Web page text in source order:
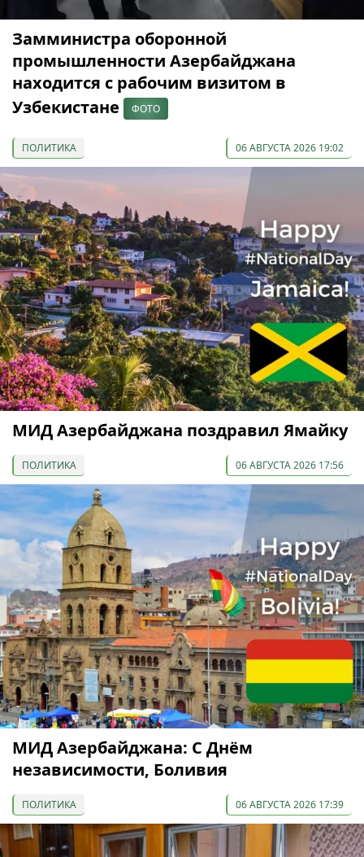
Замминистра оборонной
промышленности Азербайджана
находится с рабочим визитом в
Узбекистане
ФОТО
ПОЛИТИКА 06 АВГУСТА 2026 19:02
МИД Азербайджана поздравил Ямайку
ПОЛИТИКА 06 АВГУСТА 2026 17:56
МИД Азербайджана: С Днём
независимости, Боливия
ПОЛИТИКА 06 АВГУСТА 2026 17:39